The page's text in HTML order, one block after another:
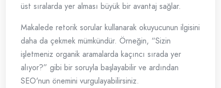
üst sıralarda yer alması büyük bir avantaj sağlar.
Makalede retorik sorular kullanarak okuyucunun ilgisini
daha da çekmek mümkündür. Örneğin, “Sizin
işletmeniz organik aramalarda kaçıncı sırada yer
alıyor?” gibi bir soruyla başlayabilir ve ardından
SEO'nun önemini vurgulayabilirsiniz.